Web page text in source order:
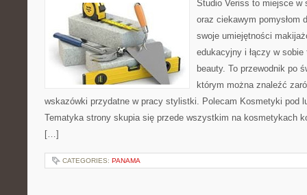
Studio Veriss to miejsce w
oraz ciekawym pomysłom
swoje umiejętności
edukacyjny i łączy w
beauty. To przewodnik po
którym można znaleźć
wskazówki przydatne w pracy stylistki. Polecam Kosmetyki pod
Tematyka strony skupia się przede wszystkim na kosmetykach
[…]
CATEGORIES: PANAMA